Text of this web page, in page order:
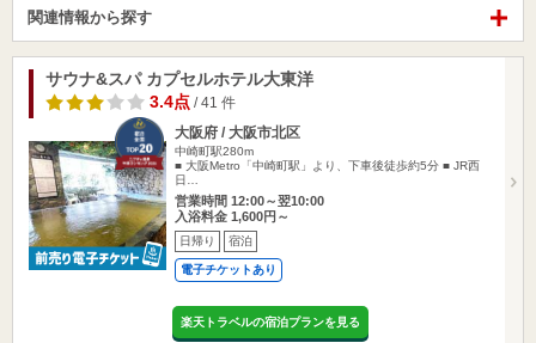
関連情報から探す
サウナ&スパ カプセルホテル大東洋
3.4点 / 41 件
大阪府 / 大阪市北区
中崎町駅280m
■ 大阪Metro「中崎町駅」より、下車後徒歩約5分 ■ JR西
日…
営業時間 12:00～翌10:00
入浴料金 1,600円～
日帰り 宿泊
電子チケットあり
楽天トラベルの宿泊プランを見る